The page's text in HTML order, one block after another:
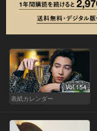
Vol.154
表紙カレンダー